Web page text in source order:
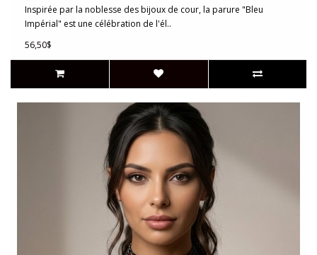
Inspirée par la noblesse des bijoux de cour, la parure "Bleu
Impérial" est une célébration de l'él..
56,50$